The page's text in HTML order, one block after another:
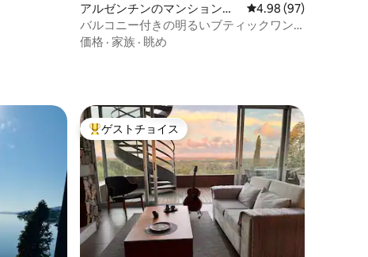
アルゼンチンのマンション・
アパート
レビュー97件、5つ星
4.98 (97)
バルコニー付きの明るいブティックワン
ルーム • パレルモ・ソーホー
価格 · 家族 · 眺め
大好評のゲストチョイスです。
ゲストチョイス